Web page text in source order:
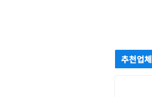
추천업체